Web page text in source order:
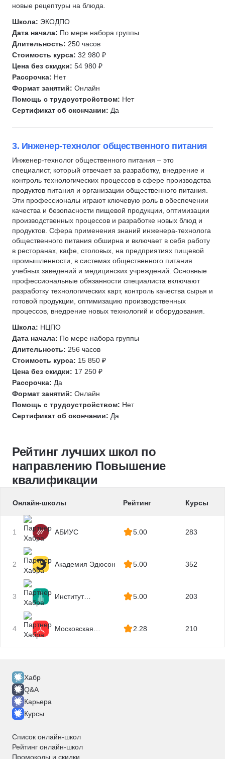
Водоснабжение
Геодезия
Картография
Маркшейдерское дело
Геология
Недропользование
Добыча полезных ископаемых
Горное дело
Ихтиология
Рыболовство
Сельское хозяйство
Растениеводство
Птицеводство
Животноводство
Гражданская оборона
Защита в чрезвычайных ситуациях
новые рецептуры на блюда.
Школа: ЭКОДПО
Дата начала: По мере набора группы
Длительность: 250 часов
Стоимость курса: 32 980 ₽
Цена без скидки: 54 980 ₽
Рассрочка: Нет
Формат занятий: Онлайн
Помощь с трудоустройством: Нет
Сертификат об окончании: Да
3. Инженер-технолог общественного питания
Инженер-технолог общественного питания – это
специалист, который отвечает за разработку, внедрение и
контроль технологических процессов в сфере производства
продуктов питания и организации общественного питания.
Эти профессионалы играют ключевую роль в обеспечении
качества и безопасности пищевой продукции, оптимизации
производственных процессов и разработке новых блюд и
продуктов. Сфера применения знаний инженера-технолога
общественного питания обширна и включает в себя работу
в ресторанах, кафе, столовых, на предприятиях пищевой
промышленности, в системах общественного питания
учебных заведений и медицинских учреждений. Основные
профессиональные обязанности специалиста включают
разработку технологических карт, контроль качества сырья и
готовой продукции, оптимизацию производственных
процессов, внедрение новых технологий и оборудования.
Школа: НЦПО
Дата начала: По мере набора группы
Длительность: 256 часов
Стоимость курса: 15 850 ₽
Цена без скидки: 17 250 ₽
Рассрочка: Да
Формат занятий: Онлайн
Помощь с трудоустройством: Нет
Сертификат об окончании: Да
Рейтинг лучших школ по
направлению Повышение
квалификации
Онлайн-школы Рейтинг Курсы
1 АБИУС 5.00 283
2 Академия Эдюсон 5.00 352
3
Институт
5.00 203
4
Московская
2.28 210
Хабр
Q&A
Карьера
Курсы
Список онлайн-школ
Рейтинг онлайн-школ
Промокоды и скидки